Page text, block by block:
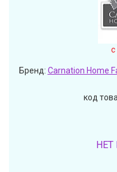
c
Бренд: Carnation Home
код